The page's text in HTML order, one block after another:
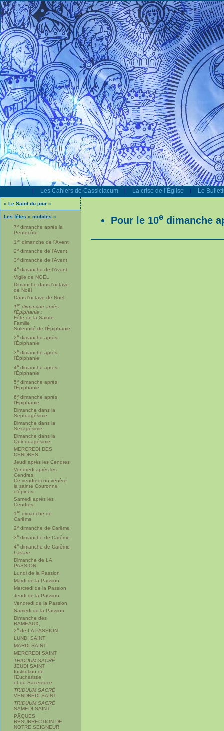
| Les Cahiers de Cassiciacum | La crise de l’Église | Le
« Le Saint du jour »
Les fêtes « mobiles »
7e dimanche après la
Pentecôte
1 er dimanche de l'Avent
2e dimanche de l'Avent
3e dimanche de l'Avent
4e dimanche de l'Avent
Vigile de NOËL
Dimanche dans l'octave
de Noël
Dans l'octave de Noël
1 er dimanche après
l'Épiphanie :
Fête de la Sainte
Famille
Solennité de l'Épiphanie
2e dimanche après
l'Épiphanie
3e dimanche après
l'Épiphanie
4e dimanche après
l'Épiphanie
5e dimanche après
l'Épiphanie
6e dimanche après
l'Épiphanie
Dimanche dans la
Septuagésime
Dimanche dans la
Sexagésime
Dimanche dans la
Quinquagésime
MERCREDI DES
CENDRES
Jeudi après les Cendres
Vendredi après les
Cendres
Ce vendredi on vénère
la sainte Couronne
d’épines
Samedi après les
Cendres
1 er dimanche de
Carême
2e dimanche de Carême
3e dimanche de Carême
4e dimanche de Carême
Lætare
Dimanche de LA
PASSION
Lundi de la Passion
Mardi de la Passion
Mercredi de la Passion
Jeudi de la Passion
Vendredi de la Passion
Samedi de la Passion
Dimanche des
RAMEAUX,
2e de LA PASSION
LUNDI SAINT
MARDI SAINT
MERCREDI SAINT
TRIDUUM SACRÉ
JEUDI SAINT
Institution de
l'Eucharistie
et du Sacerdoce
TRIDUUM SACRÉ
VENDREDI SAINT
TRIDUUM SACRÉ
SAMEDI SAINT
PÂQUES
RÉSURRECTION DE
NOTRE SEIGNEUR
Pour le 10e dimanche